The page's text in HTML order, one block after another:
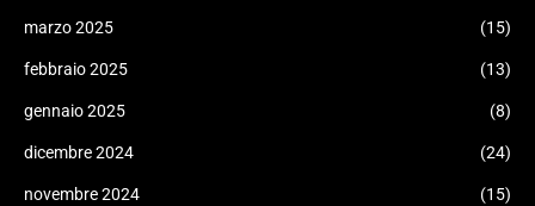
marzo 2025 (15)
febbraio 2025 (13)
gennaio 2025 (8)
dicembre 2024 (24)
novembre 2024 (15)